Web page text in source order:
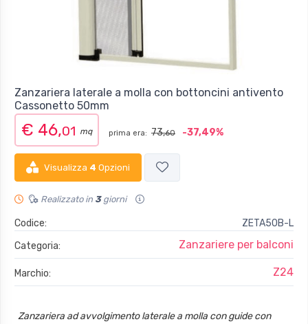
Zanzariera laterale a molla con bottoncini antivento
Cassonetto 50mm
€ 46,01 mq prima era: 73,60 -37,49%
Visualizza 4 Opzioni
Realizzato in 3giorni
Codice:
ZETA50B-L
Categoria:
Zanzariere per balconi
Marchio: Z24
Zanzariera ad avvolgimento laterale a molla con guide con